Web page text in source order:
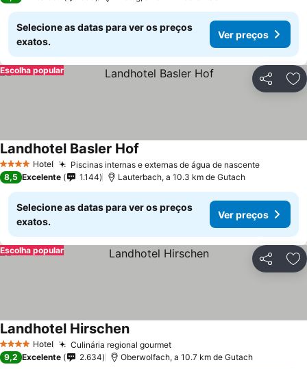
Selecione as datas para ver os preços
exatos.
Ver preços
Partilhar
Escolha popular
4 EstrelasHotel Piscinas internas e externas de água de nascente
Landhotel Basler Hof
8,5 Excelente 1.144 Lauterbach, a 10.3 km de Gutach
Selecione as datas para ver os preços
exatos.
Ver preços
Partilhar
Escolha popular
4 EstrelasHotel Culinária regional gourmet
Landhotel Hirschen
9,2 Excelente 2.634 Oberwolfach, a 10.7 km de Gutach